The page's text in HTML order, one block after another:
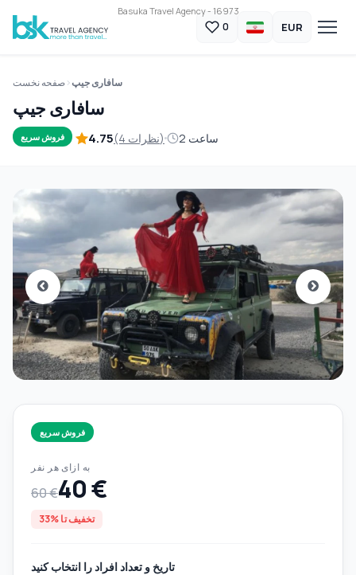
Basuka Travel Agency - 16973
0 EUR
صفحه نخست سافاری جیپ
سافاری جیپ
فروش سریع 4.75 (4 نظرات) 2 ساعت
فروش سریع
به ازای هر نفر
60 €40 €
تخفیف تا %33
تاریخ و تعداد افراد را انتخاب کنید